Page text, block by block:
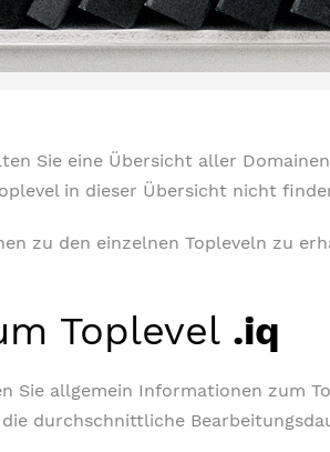
Sie eine Übersicht aller
in dieser Übersicht nicht
zu den einzelnen Topleveln zu
Toplevel .iq
Sie allgemein Informationen zum
durchschnittliche